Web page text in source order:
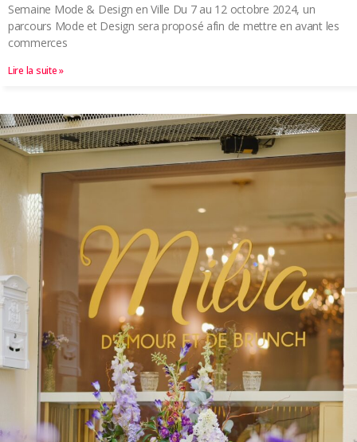
Semaine Mode & Design en Ville Du 7 au 12 octobre 2024, un
parcours Mode et Design sera proposé afin de mettre en avant les
commerces
Lire la suite »